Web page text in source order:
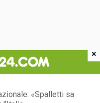
«Spalletti sa
×